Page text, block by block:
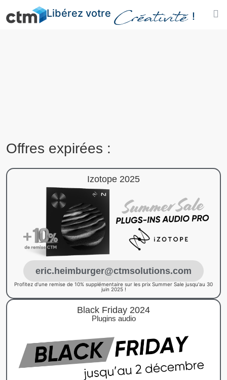
Libérez votre Créativité !
Offres expirées :
Izotope 2025
eric.heimburger@ctmsolutions.com
Profitez d'une remise de 10% supplémentaire sur les prix Summer Sale jusqu'au 30
juin 2025 !
Black Friday 2024
Plugins audio